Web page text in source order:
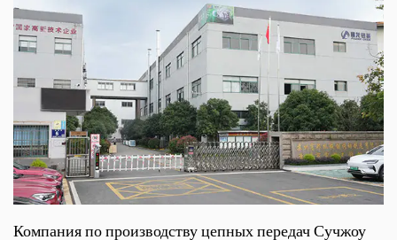
Компания по производству цепных передач Сучжоу